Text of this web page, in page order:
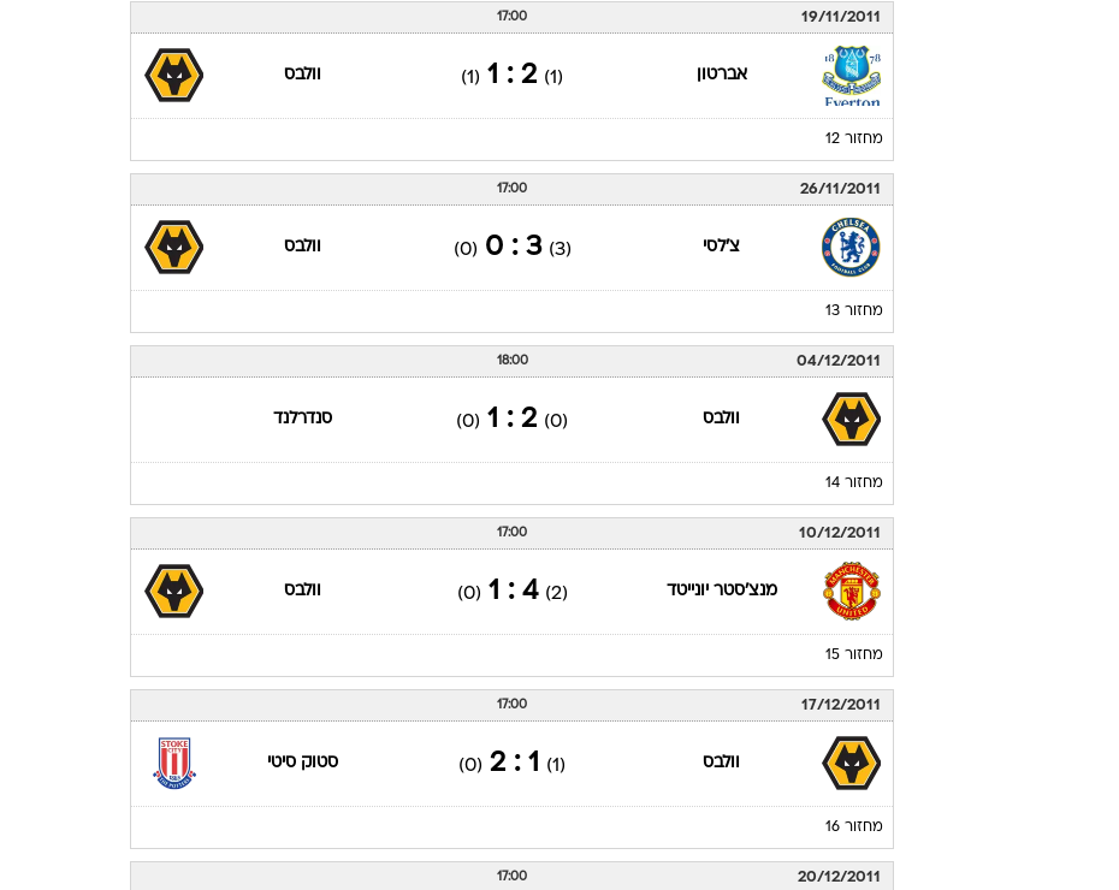
19/11/2011
17:00
אברטון (1)
2 : 1
(1) וולבס
מחזור 12
26/11/2011
17:00
צ'לסי (3)
3 : 0
(0) וולבס
מחזור 13
04/12/2011
18:00
וולבס (0)
2 : 1
(0) סנדרלנד
מחזור 14
10/12/2011
17:00
מנצ'סטר יונייטד (2)
4 : 1
(0) וולבס
מחזור 15
17/12/2011
17:00
וולבס (1)
1 : 2
(0) סטוק סיטי
מחזור 16
20/12/2011
17:00